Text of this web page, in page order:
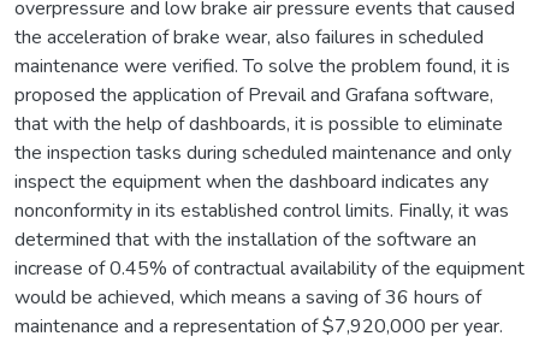
overpressure and low brake air pressure events that caused
the acceleration of brake wear, also failures in scheduled
maintenance were verified. To solve the problem found, it is
proposed the application of Prevail and Grafana software,
that with the help of dashboards, it is possible to eliminate
the inspection tasks during scheduled maintenance and only
inspect the equipment when the dashboard indicates any
nonconformity in its established control limits. Finally, it was
determined that with the installation of the software an
increase of 0.45% of contractual availability of the equipment
would be achieved, which means a saving of 36 hours of
maintenance and a representation of $7,920,000 per year.